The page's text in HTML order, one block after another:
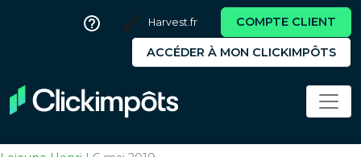
Harvest.fr COMPTE CLIENT
ACCÉDER À MON CLICKIMPÔTS
IFI